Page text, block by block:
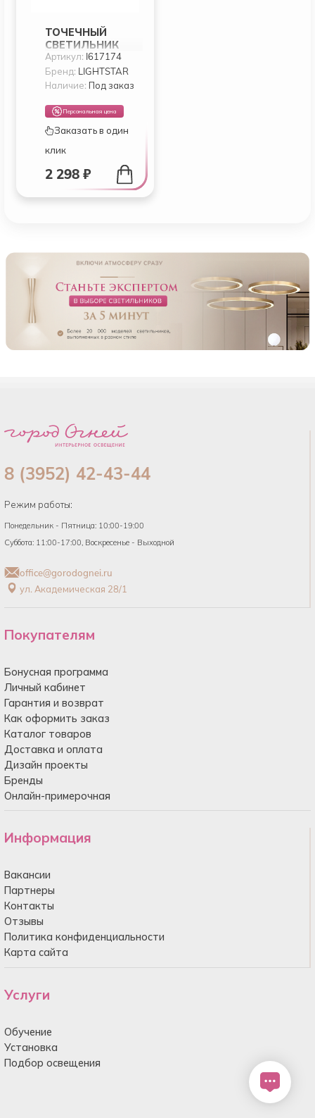
ТОЧЕЧНЫЙ
СВЕТИЛЬНИК
LIGHTSTAR INTERO
TUBO I617174
Артикул: I617174
Бренд: LIGHTSTAR
Наличие: Под заказ
Персональная цена
Заказать в один
клик
2 298 ₽
8 (3952) 42-43-44
Режим работы:
Понедельник - Пятница: 10:00-19:00
Суббота: 11:00-17:00, Воскресенье - Выходной
office@gorodognei.ru
ул. Академическая 28/1
Покупателям
Бонусная программа
Личный кабинет
Гарантия и возврат
Как оформить заказ
Каталог товаров
Доставка и оплата
Дизайн проекты
Бренды
Онлайн-примерочная
Информация
Вакансии
Партнеры
Контакты
Отзывы
Политика конфиденциальности
Карта сайта
Услуги
Обучение
Установка
Подбор освещения